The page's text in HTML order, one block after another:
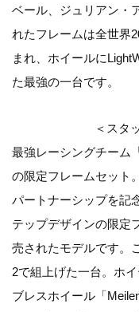
ベール、ジュリアン・
れたフレームは全世界
まれ、ホイールに
た最強の一台です。
＜スタ
最強レーシングチーム
の限定フレームセット
パートナーシップを記
テップデザインの限定
売されたモデルです。
2で組上げた一台。ホ
ブレスホイール「